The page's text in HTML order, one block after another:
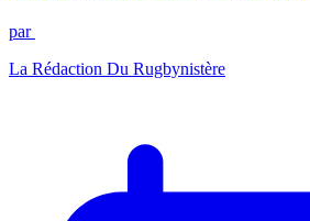
par
La Rédaction Du Rugbynistère